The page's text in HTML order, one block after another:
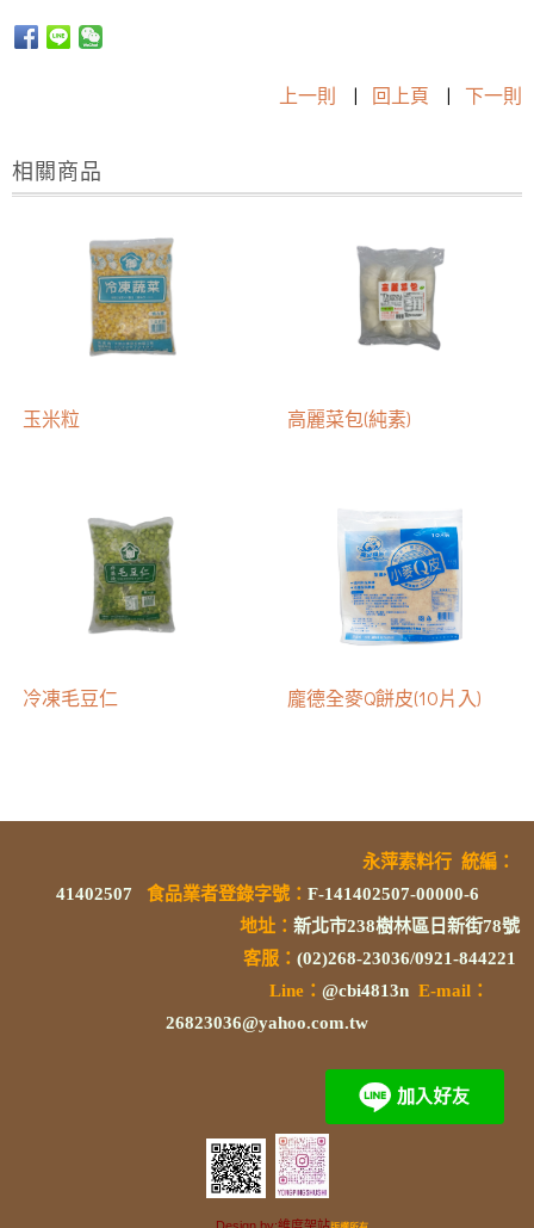
上一則 | 回上頁 | 下一則
相關商品
玉米粒 高麗菜包(純素)
冷凍毛豆仁 龐德全麥Q餅皮(10片入)
永萍素料行 統編 ：
41402507
食品業者登錄字號： F-141402507-00000-6
地址： 新北市238樹林區日新街78號
客服： (02)268-23036/0921-844221
Line： @cbi4813n E-mail：
26823036@yahoo.com.tw